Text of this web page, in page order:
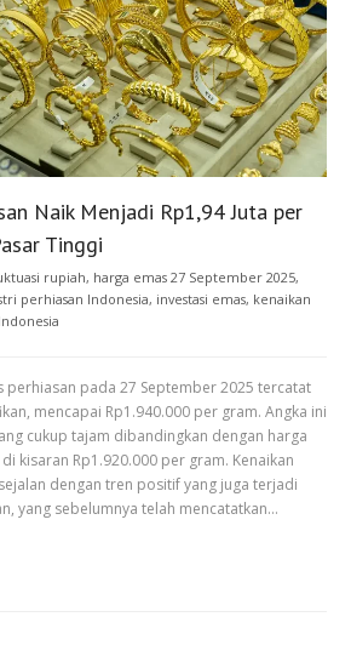
Naik Menjadi Rp1,94 Juta per
Tinggi
rupiah, harga emas 27 September 2025,
perhiasan Indonesia, investasi emas, kenaikan
pada 27 September 2025 tercatat
mencapai Rp1.940.000 per gram. Angka ini
cukup tajam dibandingkan dengan harga
kisaran Rp1.920.000 per gram. Kenaikan
dengan tren positif yang juga terjadi
yang sebelumnya telah mencatatkan…